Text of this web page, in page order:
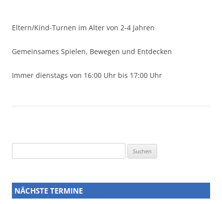
Eltern/Kind-Turnen im Alter von 2-4 Jahren
Gemeinsames Spielen, Bewegen und Entdecken
Immer dienstags von 16:00 Uhr bis 17:00 Uhr
nach:
NÄCHSTE TERMINE